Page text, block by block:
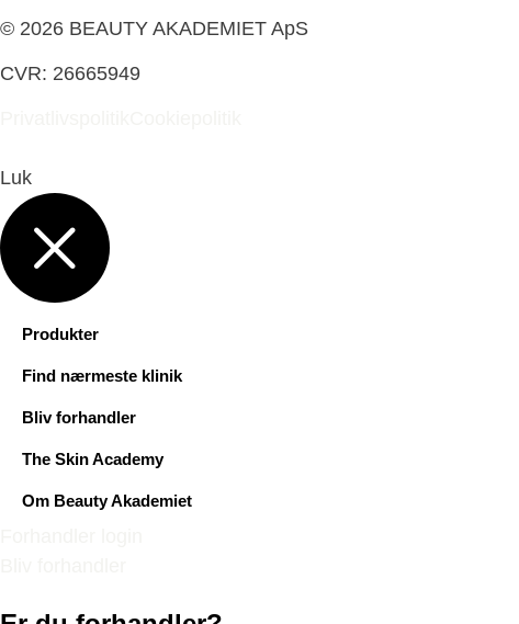
© 2026 BEAUTY AKADEMIET ApS
CVR: 26665949
Luk
Produkter
Find nærmeste klinik
Bliv forhandler
The Skin Academy
Om Beauty Akademiet